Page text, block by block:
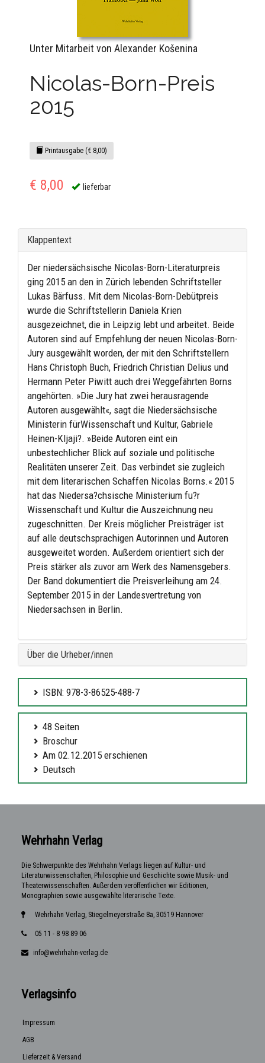
Unter Mitarbeit von Alexander Košenina
Nicolas-Born-Preis
2015
Printausgabe (€ 8,00)
€ 8,00 lieferbar
Klappentext
Der niedersächsische Nicolas-Born-Literaturpreis
ging 2015 an den in Zürich lebenden Schriftsteller
Lukas Bärfuss. Mit dem Nicolas-Born-Debütpreis
wurde die Schriftstellerin Daniela Krien
ausgezeichnet, die in Leipzig lebt und arbeitet. Beide
Autoren sind auf Empfehlung der neuen Nicolas-Born-
Jury ausgewählt worden, der mit den Schriftstellern
Hans Christoph Buch, Friedrich Christian Delius und
Hermann Peter Piwitt auch drei Weggefährten Borns
angehörten. »Die Jury hat zwei herausragende
Autoren ausgewählt«, sagt die Niedersächsische
Ministerin fürWissenschaft und Kultur, Gabriele
Heinen-Kljaji?. »Beide Autoren eint ein
unbestechlicher Blick auf soziale und politische
Realitäten unserer Zeit. Das verbindet sie zugleich
mit dem literarischen Schaffen Nicolas Borns.« 2015
hat das Niedersa?chsische Ministerium fu?r
Wissenschaft und Kultur die Auszeichnung neu
zugeschnitten. Der Kreis möglicher Preisträger ist
auf alle deutschsprachigen Autorinnen und Autoren
ausgeweitet worden. Außerdem orientiert sich der
Preis stärker als zuvor am Werk des Namensgebers.
Der Band dokumentiert die Preisverleihung am 24.
September 2015 in der Landesvertretung von
Niedersachsen in Berlin.
Über die Urheber/innen
ISBN: 978-3-86525-488-7
48 Seiten
Broschur
Am 02.12.2015 erschienen
Deutsch
Wehrhahn Verlag
Die Schwerpunkte des Wehrhahn Verlags liegen auf Kultur- und
Literaturwissenschaften, Philosophie und Geschichte sowie Musik- und
Theaterwissenschaften. Außerdem veröffentlichen wir Editionen,
Monographien sowie ausgewählte literarische Texte.
Wehrhahn Verlag, Stiegelmeyerstraße 8a, 30519 Hannover
05 11 - 8 98 89 06
info@wehrhahn-verlag.de
Verlagsinfo
Impressum
AGB
Lieferzeit & Versand